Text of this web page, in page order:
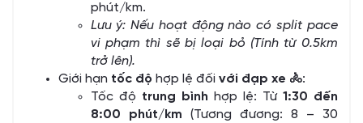
phút/km.
Lưu ý: Nếu hoạt động nào có split pace
vi phạm thì sẽ bị loại bỏ (Tính từ 0.5km
trở lên).
Giới hạn tốc độ hợp lệ đốivới đạp xe 🚴:
Tốc độ trung bình hợp lệ: Từ 1:30 đến
8:00 phút/km (Tương đương: 8 – 30